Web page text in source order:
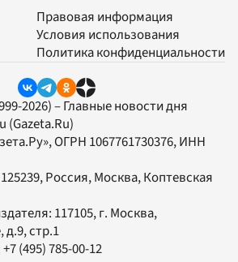
Правовая информация
Условия использования
Политика конфиденциальности
2026) – Главные новости дня
(Gazeta.Ru)
, ОГРН 1067761730376, ИНН
Россия, Москва, Коптевская
117105, г. Москва,
стр.1
+7 (495) 785-00-12